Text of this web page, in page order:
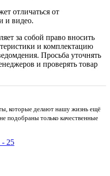
отличаться от
и видео.
за собой право вносить
и комплектацию
Просьба уточнять
и проверять товар
которые делают нашу жизнь ещё
подобраны только качественные
- 25